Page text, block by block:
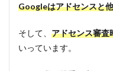
Googleはアドセンスと
そして、 アドセンス審査
いっています。